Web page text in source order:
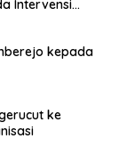
Intervensi
kepada
ke